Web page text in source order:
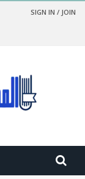
SIGN IN / JOIN